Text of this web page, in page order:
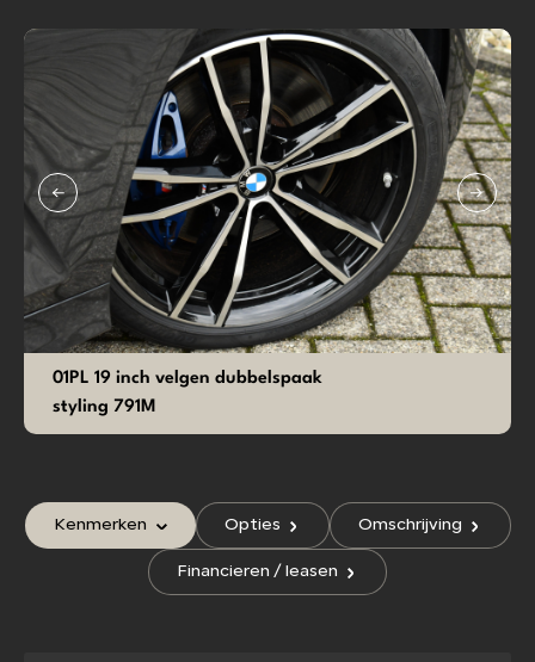
01PL 19 inch velgen dubbelspaak
styling 791M
Kenmerken Opties Omschrijving
Financieren / leasen